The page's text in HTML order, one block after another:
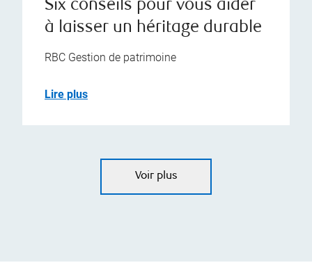
Six conseils pour vous aider
à laisser un héritage durable
RBC Gestion de patrimoine
Lire plus
Voir plus